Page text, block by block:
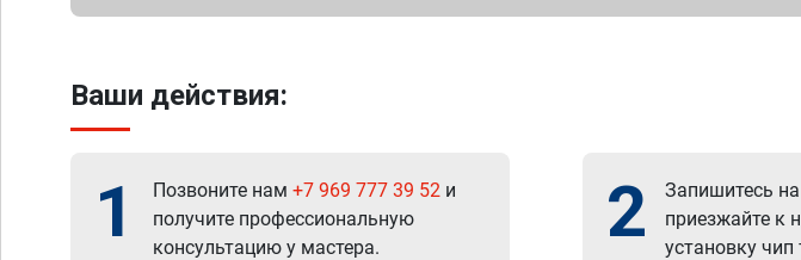
Ваши действия:
1 Позвоните нам +7 969 777 39 52 и
получите профессиональную
консультацию у мастера.
2
Запишитесь
приезжайте к
установку чип